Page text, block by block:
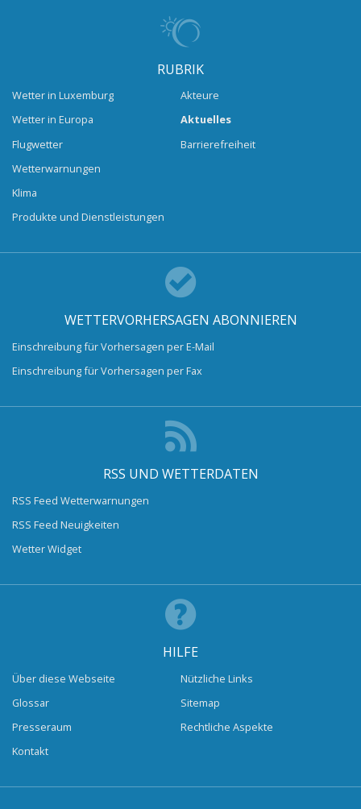
RUBRIK
Wetter in Luxemburg
Wetter in Europa
Flugwetter
Wetterwarnungen
Klima
Produkte und Dienstleistungen
Akteure
Aktuelles
Barrierefreiheit
WETTERVORHERSAGEN ABONNIEREN
Einschreibung für Vorhersagen per E-Mail
Einschreibung für Vorhersagen per Fax
RSS UND WETTERDATEN
RSS Feed Wetterwarnungen
RSS Feed Neuigkeiten
Wetter Widget
HILFE
Über diese Webseite
Glossar
Presseraum
Kontakt
Nützliche Links
Sitemap
Rechtliche Aspekte